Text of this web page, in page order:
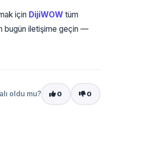
için DijiWOW tüm
bugün iletişime geçin —
oldu mu? 0 0